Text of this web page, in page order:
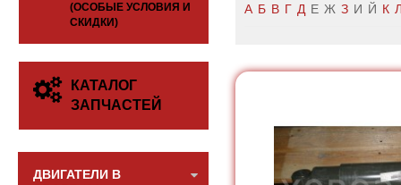
(ОСОБЫЕ УСЛОВИЯ И
СКИДКИ)
КАТАЛОГ
ЗАПЧАСТЕЙ
ДВИГАТЕЛИ В
А Б В Г Д Е Ж З И Й К